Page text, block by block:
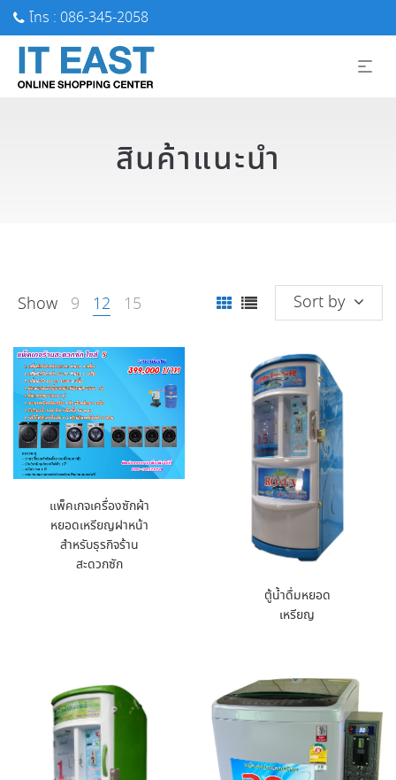
โทร : 086-345-2058
สินค้าแนะนำ
Show 9 12 15 Sort by
แพ็คเกจเครื่องซักผ้า
หยอดเหรียญฝาหน้า
สำหรับธุรกิจร้าน
สะดวกซัก
ตู้น้ำดื่มหยอด
เหรียญ